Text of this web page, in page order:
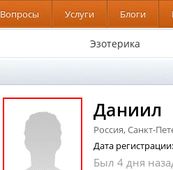
Вопросы Услуги Блоги
Эзотерика
Даниил
Россия, Санкт-
Дата
Был 4 дня